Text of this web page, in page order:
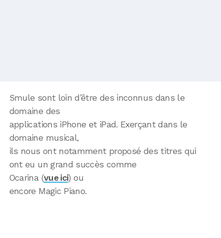
Smule sont loin d’être des inconnus dans le
domaine des
applications iPhone et iPad. Exerçant dans le
domaine musical,
ils nous ont notamment proposé des titres qui
ont eu un grand succès comme
Ocarina (vue ici) ou
encore Magic Piano.